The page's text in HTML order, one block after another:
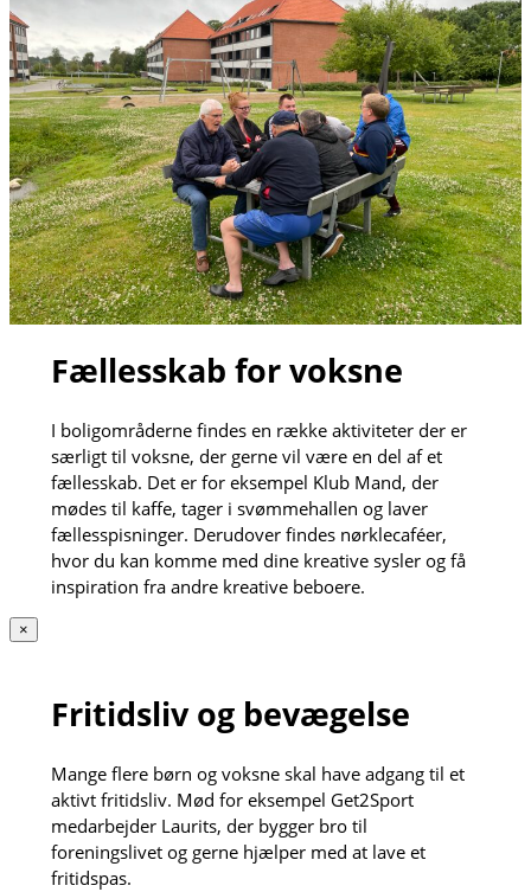
Fællesskab for voksne
I boligområderne findes en række aktiviteter der er
særligt til voksne, der gerne vil være en del af et
fællesskab. Det er for eksempel Klub Mand, der
mødes til kaffe, tager i svømmehallen og laver
fællesspisninger. Derudover findes nørklecaféer,
hvor du kan komme med dine kreative sysler og få
inspiration fra andre kreative beboere.
×
Fritidsliv og bevægelse
Mange flere børn og voksne skal have adgang til et
aktivt fritidsliv. Mød for eksempel Get2Sport
medarbejder Laurits, der bygger bro til
foreningslivet og gerne hjælper med at lave et
fritidspas.